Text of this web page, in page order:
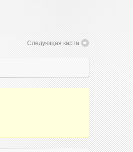
Следующая карта